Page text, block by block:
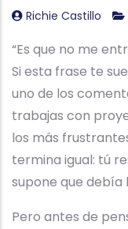
Richie Castillo
“Es que no me
Si esta frase te
uno de los
trabajas con
los más
termina igual: tú
supone que debía
Pero antes de